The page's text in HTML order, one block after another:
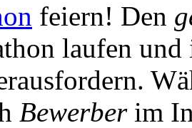
feiern! Den
laufen
Bewerberim